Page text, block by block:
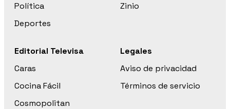
Política
Deportes
Zinio
Editorial Televisa
Caras
Cocina Fácil
Cosmopolitan
Legales
Aviso de privacidad
Términos de servicio